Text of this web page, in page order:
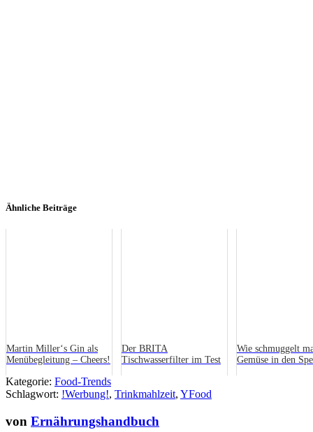
Ähnliche Beiträge
Martin Miller‘s Gin als
Menübegleitung – Cheers!
Der BRITA
Tischwasserfilter im Test
Wie schmuggelt
Gemüse in den
Kategorie: Food-Trends
Schlagwort: !Werbung!, Trinkmahlzeit, YFood
von Ernährungshandbuch